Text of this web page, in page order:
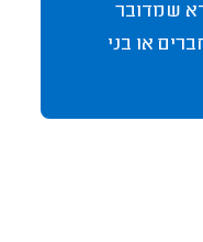
שמדובר
או בני